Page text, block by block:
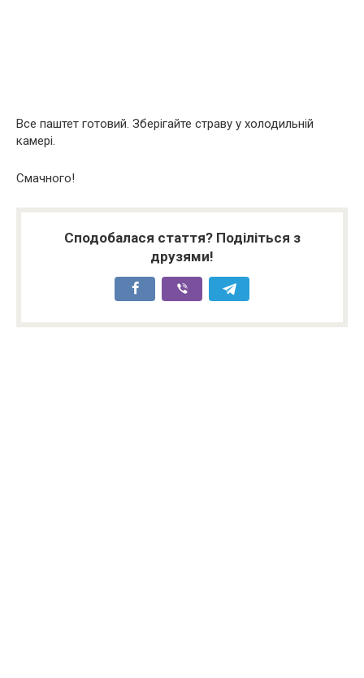
Все паштет готовий. Зберігайте страву у холодильній
камері.
Смачного!
Сподобалася стаття? Поділіться з
друзями!